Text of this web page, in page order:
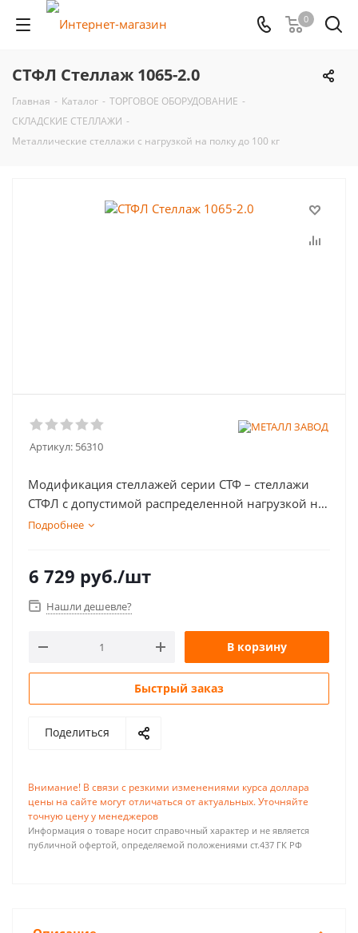
0
СТФЛ Стеллаж 1065-2.0
Главная - Каталог - ТОРГОВОЕ ОБОРУДОВАНИЕ -
СКЛАДСКИЕ СТЕЛЛАЖИ -
Металлические стеллажи с нагрузкой на полку до 100 кг
Артикул: 56310
Модификация стеллажей серии СТФ – стеллажи
СТФЛ с допустимой распределенной нагрузкой на
каждую полку не более 100 кг и рекомендованной
Подробнее
6 729 руб./шт
Нашли дешевле?
В корзину
Быстрый заказ
Поделиться
Внимание! В связи с резкими изменениями курса доллара
цены на сайте могут отличаться от актуальных. Уточняйте
точную цену у менеджеров
Информация о товаре носит справочный характер и не является
публичной офертой, определяемой положениями ст.437 ГК РФ